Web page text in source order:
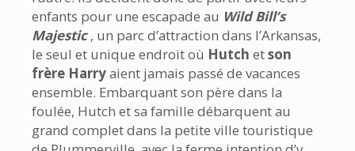
enfants pour une escapade au Wild Bill’s
Majestic , un parc d’attraction dans l’Arkansas,
le seul et unique endroit où Hutch etson
frère Harryaient jamais passé de vacances
ensemble. Embarquant son père dans la
foulée, Hutch et sa famille débarquent au
grand complet dans la petite ville touristique